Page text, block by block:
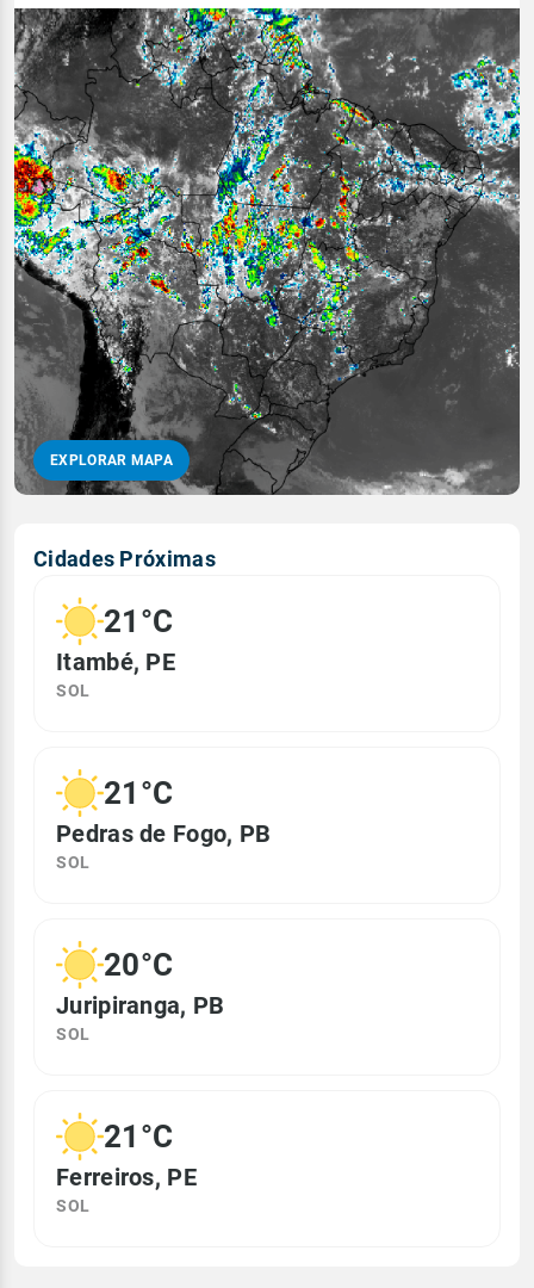
EXPLORAR MAPA
Cidades Próximas
21°C
Itambé, PE
SOL
21°C
Pedras de Fogo, PB
SOL
20°C
Juripiranga, PB
SOL
21°C
Ferreiros, PE
SOL